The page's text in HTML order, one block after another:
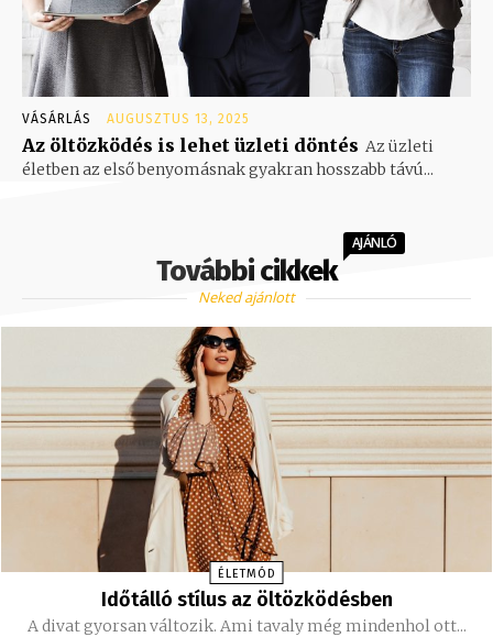
VÁSÁRLÁS AUGUSZTUS 13, 2025
Az öltözködés is lehet üzleti döntés Az üzleti
életben az első benyomásnak gyakran hosszabb távú...
További cikkek
AJÁNLÓ
Neked ajánlott
ÉLETMÓD
Időtálló stílus az öltözködésben
A divat gyorsan változik. Ami tavaly még mindenhol ott...